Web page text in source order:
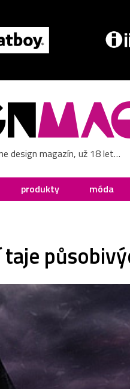
design magazín, už 18 let…
produkty móda